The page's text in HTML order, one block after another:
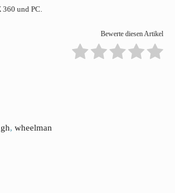
und PC.
Bewerte diesen Artikel
, wheelman